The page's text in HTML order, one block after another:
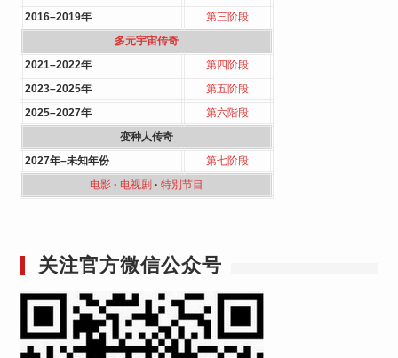
2016–2019年
第三阶段
多元宇宙传奇
2021–2022年
第四阶段
2023–2025年
第五阶段
2025–2027年
第六階段
变种人传奇
2027年–未知年份
第七阶段
电影· 电视剧 · 特別节目
关注官方微信公众号